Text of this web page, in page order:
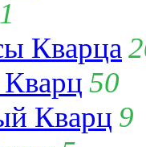
Кварца
50
Кварц 9